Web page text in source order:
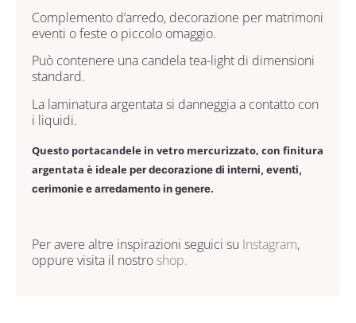
Complemento d’arredo, decorazione per matrimoni
eventi o feste o piccolo omaggio.
Può contenere una candela tea-light di dimensioni
standard.
La laminatura argentata si danneggia a contatto con
i liquidi.
Questo portacandele in vetro mercurizzato, con finitura
argentata è idealeper decorazione di interni, eventi,
cerimonie e arredamento in genere.
Per avere altre inspirazioni seguici su Instagram,
oppure visita il nostro shop.